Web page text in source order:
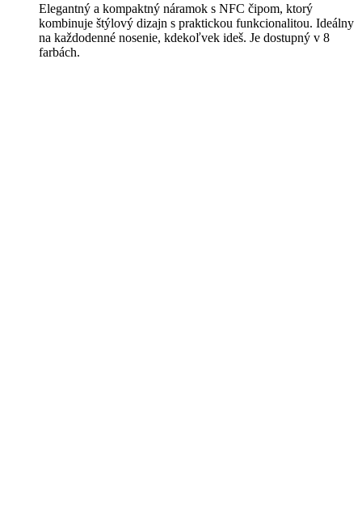
Elegantný a kompaktný náramok s NFC čipom, ktorý
kombinuje štýlový dizajn s praktickou funkcionalitou. Ideálny
na každodenné nosenie, kdekoľvek ideš. Je dostupný v 8
farbách.